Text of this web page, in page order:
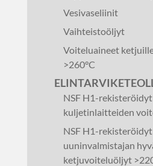
Vesivaseliinit
Vaihteistoöljyt
Voiteluaineet
>260°C
NSF H1-
kuljetinlaitteiden
NSF H1-
uuninvalmistajan
ketjuvoiteluöljyt